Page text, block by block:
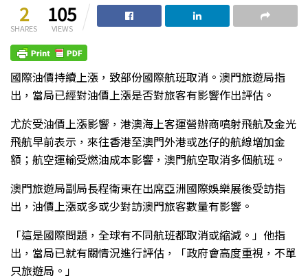
2
SHARES
105
VIEWS
國際油價持續上漲，致部份國際航班取消。澳門旅遊局指
出，當局已經對油價上漲是否對旅客有影響作出評估。
尤於受油價上漲影響，港澳海上客運營辦商噴射飛航及金光
飛航早前表示，來往香港至澳門外港或氹仔的航線增加金
額；航空運輸受燃油成本影響，澳門航空取消多個航班。
澳門旅遊局副局長程衛東在出席亞洲國際娛樂展後受訪指
出，油價上漲或多或少對訪澳門旅客數量有影響。
「這是國際問題，全球有不同航班都取消或縮減。」他指
出，當局已就有關情況進行評估，「政府會高度重視，不單
只旅遊局。」